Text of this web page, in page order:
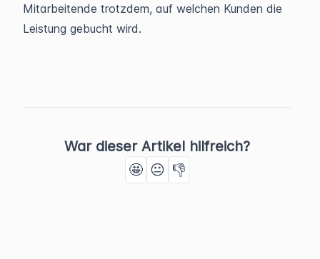
Mitarbeitende trotzdem, auf welchen Kunden die
Leistung gebucht wird.
War dieser Artikel hilfreich?
🤩 😐 👎